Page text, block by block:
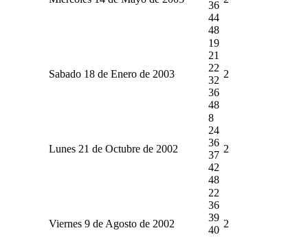
36
44
48
Sabado 18 de Enero de 2003
19
21
22
32
36
48
2
Lunes 21 de Octubre de 2002
8
24
36
37
42
48
2
Viernes 9 de Agosto de 2002
22
36
39
40
2